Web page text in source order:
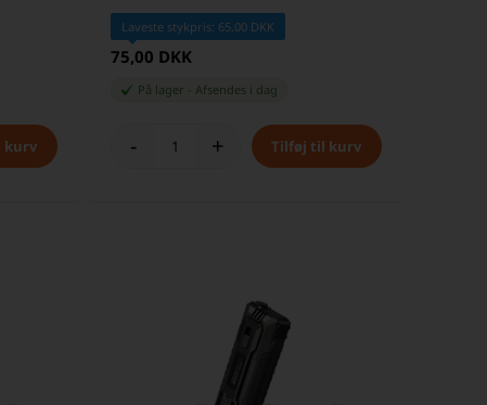
Laveste stykpris: 65,00 DKK
75,00 DKK
På lager Afsendes i dag
- +